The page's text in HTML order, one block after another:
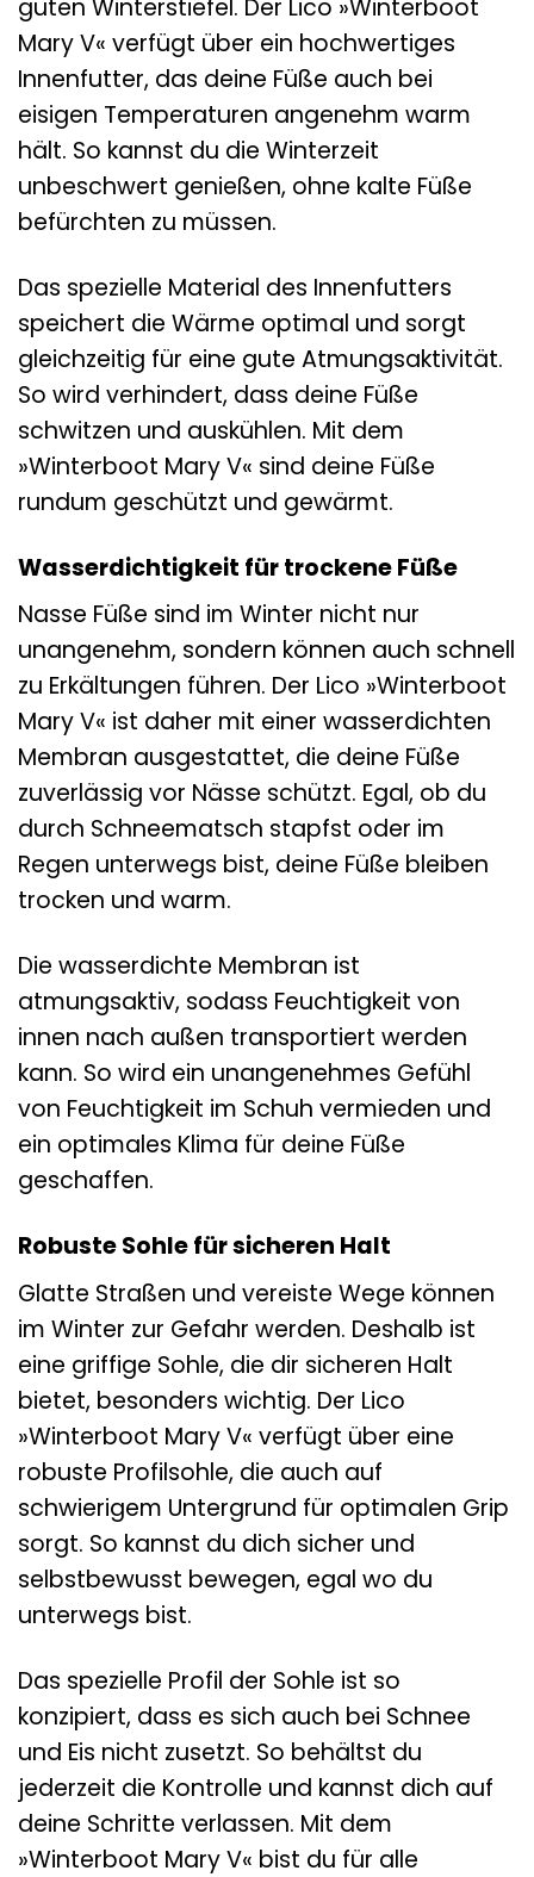
guten Winterstiefel. Der Lico »Winterboot
Mary V« verfügt über ein hochwertiges
Innenfutter, das deine Füße auch bei
eisigen Temperaturen angenehm warm
hält. So kannst du die Winterzeit
unbeschwert genießen, ohne kalte Füße
befürchten zu müssen.
Das spezielle Material des Innenfutters
speichert die Wärme optimal und sorgt
gleichzeitig für eine gute Atmungsaktivität.
So wird verhindert, dass deine Füße
schwitzen und auskühlen. Mit dem
»Winterboot Mary V« sind deine Füße
rundum geschützt und gewärmt.
Wasserdichtigkeit für trockene Füße
Nasse Füße sind im Winter nicht nur
unangenehm, sondern können auch schnell
zu Erkältungen führen. Der Lico »Winterboot
Mary V« ist daher mit einer wasserdichten
Membran ausgestattet, die deine Füße
zuverlässig vor Nässe schützt. Egal, ob du
durch Schneematsch stapfst oder im
Regen unterwegs bist, deine Füße bleiben
trocken und warm.
Die wasserdichte Membran ist
atmungsaktiv, sodass Feuchtigkeit von
innen nach außen transportiert werden
kann. So wird ein unangenehmes Gefühl
von Feuchtigkeit im Schuh vermieden und
ein optimales Klima für deine Füße
geschaffen.
Robuste Sohle für sicheren Halt
Glatte Straßen und vereiste Wege können
im Winter zur Gefahr werden. Deshalb ist
eine griffige Sohle, die dir sicheren Halt
bietet, besonders wichtig. Der Lico
»Winterboot Mary V« verfügt über eine
robuste Profilsohle, die auch auf
schwierigem Untergrund für optimalen Grip
sorgt. So kannst du dich sicher und
selbstbewusst bewegen, egal wo du
unterwegs bist.
Das spezielle Profil der Sohle ist so
konzipiert, dass es sich auch bei Schnee
und Eis nicht zusetzt. So behältst du
jederzeit die Kontrolle und kannst dich auf
deine Schritte verlassen. Mit dem
»Winterboot Mary V« bist du für alle